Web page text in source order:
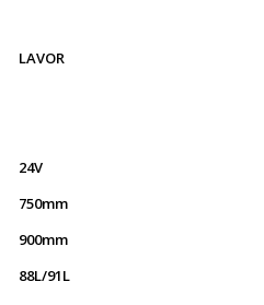
LAVOR
24V
750mm
900mm
88L/91L